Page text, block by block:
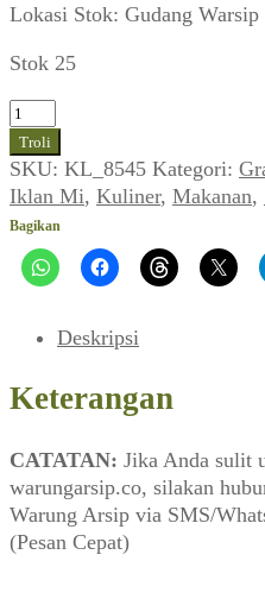
Lokasi Stok: Gudang Warsip
Stok 25
Kuantitas
Iklan
Mi
SARIMI
(Ummat_No.
25,
05
1998)
Troli
SKU: KL_8545 Kategori:
Iklan Mi, Kuliner, Makanan,
Bagikan
Deskripsi
Keterangan
CATATAN: Jika Anda sulit
warungarsip.co, silakan
Warung Arsip via SMS/
(Pesan Cepat)